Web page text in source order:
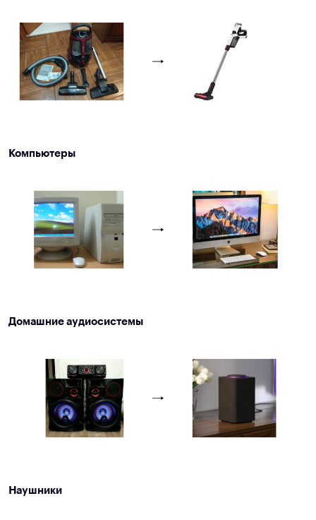
Компьютеры
Домашние аудиосистемы
Наушники